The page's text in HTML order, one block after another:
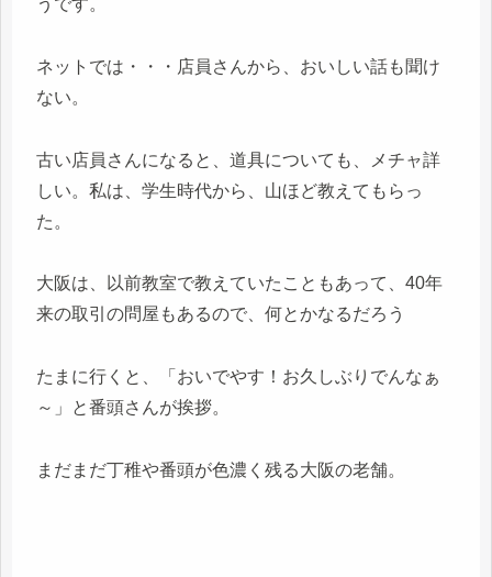
うです。
ネットでは・・・店員さんから、おいしい話も聞け
ない。
古い店員さんになると、道具についても、メチャ詳
しい。私は、学生時代から、山ほど教えてもらっ
た。
大阪は、以前教室で教えていたこともあって、40年
来の取引の問屋もあるので、何とかなるだろう
たまに行くと、「おいでやす！お久しぶりでんなぁ
～」と番頭さんが挨拶。
まだまだ丁稚や番頭が色濃く残る大阪の老舗。